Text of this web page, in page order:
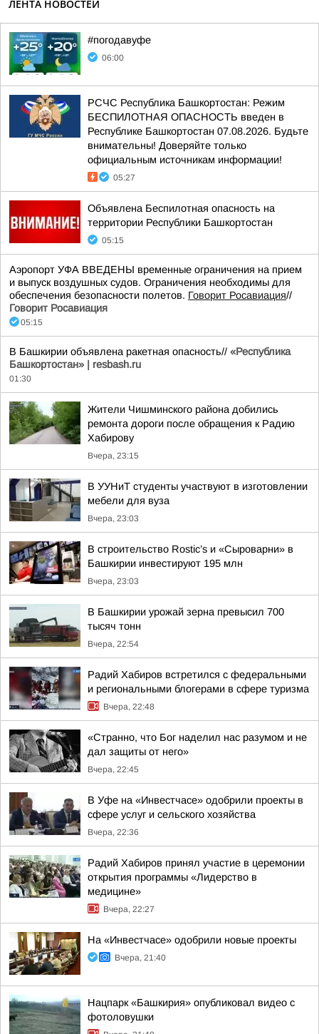
ЛЕНТА НОВОСТЕЙ
#погодавуфе
06:00
РСЧС Республика Башкортостан: Режим
БЕСПИЛОТНАЯ ОПАСНОСТЬ введен в
Республике Башкортостан 07.08.2026. Будьте
внимательны! Доверяйте только
официальным источникам информации!
05:27
Объявлена Беспилотная опасность на
территории Республики Башкортостан
05:15
Аэропорт УФА ВВЕДЕНЫ временные ограничения на прием
и выпуск воздушных судов. Ограничения необходимы для
обеспечения безопасности полетов. Говорит Росавиация//
Говорит Росавиация
05:15
В Башкирии объявлена ракетная опасность// «Республика
Башкортостан» | resbash.ru
01:30
Жители Чишминского района добились
ремонта дороги после обращения к Радию
Хабирову
Вчера, 23:15
В УУНиТ студенты участвуют в изготовлении
мебели для вуза
Вчера, 23:03
В строительство Rostic’s и «Сыроварни» в
Башкирии инвестируют 195 млн
Вчера, 23:03
В Башкирии урожай зерна превысил 700
тысяч тонн
Вчера, 22:54
Радий Хабиров встретился с федеральными
и региональными блогерами в сфере туризма
Вчера, 22:48
«Странно, что Бог наделил нас разумом и не
дал защиты от него»
Вчера, 22:45
В Уфе на «Инвестчасе» одобрили проекты в
сфере услуг и сельского хозяйства
Вчера, 22:36
Радий Хабиров принял участие в церемонии
открытия программы «Лидерство в
медицине»
Вчера, 22:27
На «Инвестчасе» одобрили новые проекты
Вчера, 21:40
Нацпарк «Башкирия» опубликовал видео с
фотоловушки